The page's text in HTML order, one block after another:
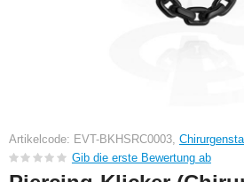
Artikelcode: EVT-BKHSRC0003,
Gib die erste Bewertung ab